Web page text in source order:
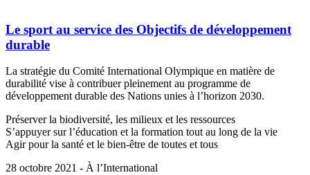
Le sport au service des Objectifs de développement
durable
La stratégie du Comité International Olympique en matière de
durabilité vise à contribuer pleinement au programme de
développement durable des Nations unies à l’horizon 2030.
Préserver la biodiversité, les milieux et les ressources
S’appuyer sur l’éducation et la formation tout au long de la vie
Agir pour la santé et le bien-être de toutes et tous
28 octobre 2021 - À l’International